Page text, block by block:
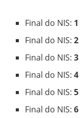
Final do NIS: 1
Final do NIS:2
Final do NIS:3
Final do NIS:4
Final do NIS:5
Final do NIS:6